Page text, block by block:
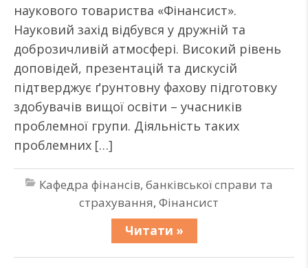
наукового товариства «Фінансист».
Науковий захід відбувся у дружній та
доброзичливій атмосфері. Високий рівень
доповідей, презентацій та дискусій
підтверджує ґрунтовну фахову підготовку
здобувачів вищої освіти – учасників
проблемної групи. Діяльність таких
проблемних […]
Кафедра фінансів, банківської справи та
страхування, Фінансист
Читати »